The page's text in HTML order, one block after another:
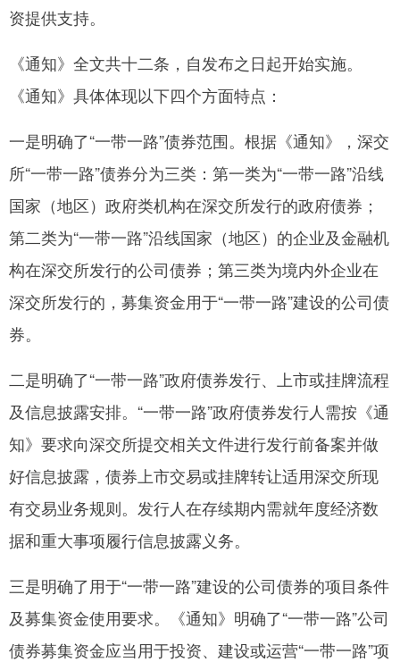
资提供支持。
《通知》全文共十二条，自发布之日起开始实施。
《通知》具体体现以下四个方面特点：
一是明确了“一带一路”债券范围。根据《通知》，深交
所“一带一路”债券分为三类：第一类为“一带一路”沿线
国家（地区）政府类机构在深交所发行的政府债券；
第二类为“一带一路”沿线国家（地区）的企业及金融机
构在深交所发行的公司债券；第三类为境内外企业在
深交所发行的，募集资金用于“一带一路”建设的公司债
券。
二是明确了“一带一路”政府债券发行、上市或挂牌流程
及信息披露安排。“一带一路”政府债券发行人需按《通
知》要求向深交所提交相关文件进行发行前备案并做
好信息披露，债券上市交易或挂牌转让适用深交所现
有交易业务规则。发行人在存续期内需就年度经济数
据和重大事项履行信息披露义务。
三是明确了用于“一带一路”建设的公司债券的项目条件
及募集资金使用要求。《通知》明确了“一带一路”公司
债券募集资金应当用于投资、建设或运营“一带一路”项